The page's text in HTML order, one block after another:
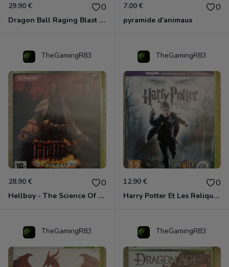
29.90 € 0
Dragon Ball Raging Blast 2 Xbox 360
7.00 € 0
pyramide d'animaux
TheGamingR83
28.90 € 0
Hellboy - The Science Of Evil Xbox 360
TheGamingR83
12.90 € 0
Harry Potter Et Les Reliques De La Mort - 1ère Partie Xbox 360
TheGamingR83 TheGamingR83